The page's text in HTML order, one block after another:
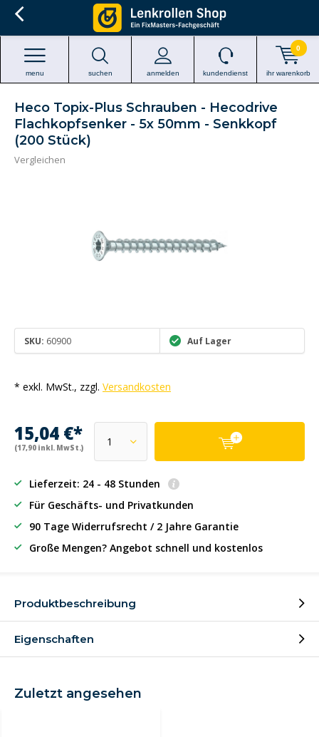
suchen anmelden
menu kundendienst ihr warenkorb
0
Heco Topix-Plus Schrauben - Hecodrive
Flachkopfsenker - 5x 50mm - Senkkopf
(200 Stück)
Vergleichen
SKU: 60900 Auf Lager
* exkl. MwSt., zzgl. Versandkosten
15,04 €*
(17,90 inkl. MwSt.)
Lieferzeit: 24 - 48 Stunden
Für Geschäfts- und Privatkunden
90 Tage Widerrufsrecht / 2 Jahre Garantie
Große Mengen? Angebot schnell und kostenlos
Produktbeschreibung
Eigenschaften
Zuletzt angesehen